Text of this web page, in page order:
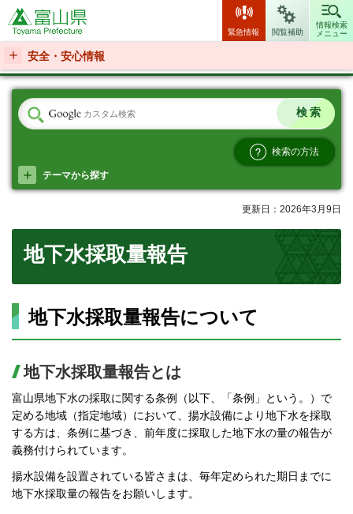
富山県
緊急情報 閲覧補助
情報検索
メニュー
安全・安心情報
検索の方法
テーマから探す
更新日：2026年3月9日
地下水採取量報告
地下水採取量報告について
地下水採取量報告とは
富山県地下水の採取に関する条例（以下、「条例」という。）で
定める地域（指定地域）において、揚水設備により地下水を採取
する方は、条例に基づき、前年度に採取した地下水の量の報告が
義務付けられています。
揚水設備を設置されている皆さまは、毎年定められた期日までに
地下水採取量の報告をお願いします。